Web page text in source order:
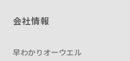
会社情報
早わかりオーウエル